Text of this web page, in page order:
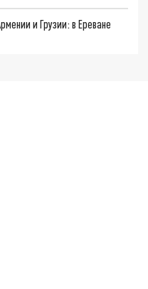
и Грузии: в Ереване